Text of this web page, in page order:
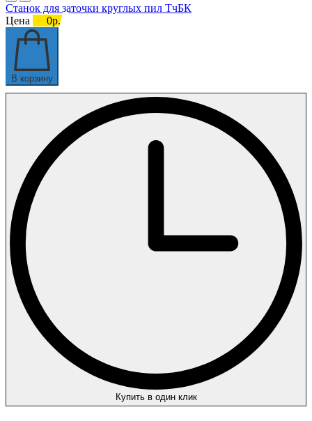
Станок для заточки круглых пил ТчБК
Цена
0р.
В корзину
Купить в один клик